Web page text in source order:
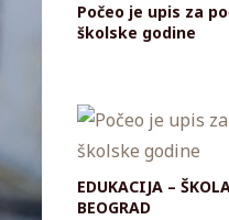
Počeo je upis za
školske godine
EDUKACIJA –
BEOGRAD